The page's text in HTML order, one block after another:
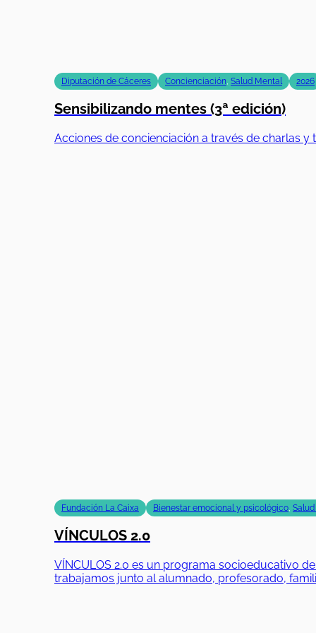
Diputación de Cáceres Concienciación, Salud Mental 2026
Sensibilizando mentes (3ª edición)
Acciones de concienciación a través de charlas
Fundación La Caixa Bienestar emocional y psicológico,
VÍNCULOS 2.0
VÍNCULOS 2.0 es un programa socioeducativo
trabajamos junto al alumnado, profesorado,